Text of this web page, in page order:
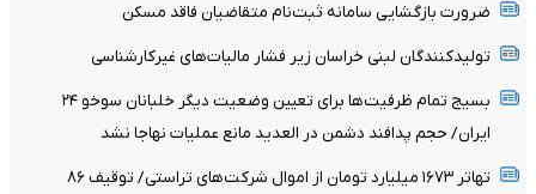
ضرورت بازگشایی سامانه ثبت‌نام متقاضیان فاقد مسکن
تولیدکنندگان لبنی خراسان زیر فشار مالیات‌های غیرکارشناسی
بسیج تمام ظرفیت‌ها برای تعیین وضعیت دیگر خلبانان سوخو ۲۴
ایران/ حجم پدافند دشمن در العدید مانع عملیات نهاجا نشد
تهاتر ۱۶۷۳ میلیارد تومان از اموال شرکت‌های تراستی/ توقیف ۸۶